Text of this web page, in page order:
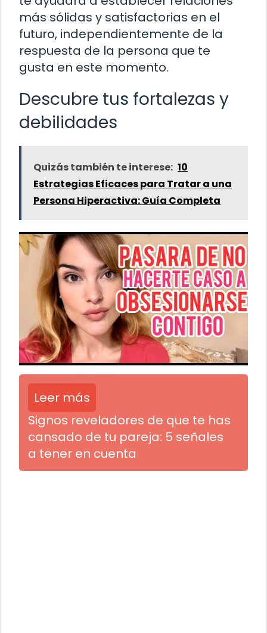
más sólidas y satisfactorias en el
futuro, independientemente de la
respuesta de la persona que te
gusta en este momento.
Descubre tus fortalezas y
debilidades
Quizás también te interese: 10
Estrategias Eficaces para Tratar a una
Persona Hiperactiva: Guía Completa
Leer más
Signos reveladores de que te has
cansado de tu pareja: 5 señales
a tener en cuenta